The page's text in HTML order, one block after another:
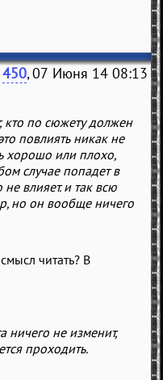
450, 07 Июня 14 08:13
кто по сюжету должен
повлиять никак не
хорошо или плохо,
случае попадет в
влияет. и так всю
но он вообще ничего
читать? В
ничего не изменит,
проходить.